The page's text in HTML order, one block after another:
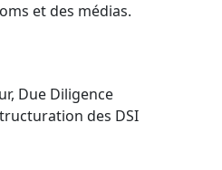
et des médias.
Due Diligence
des DSI